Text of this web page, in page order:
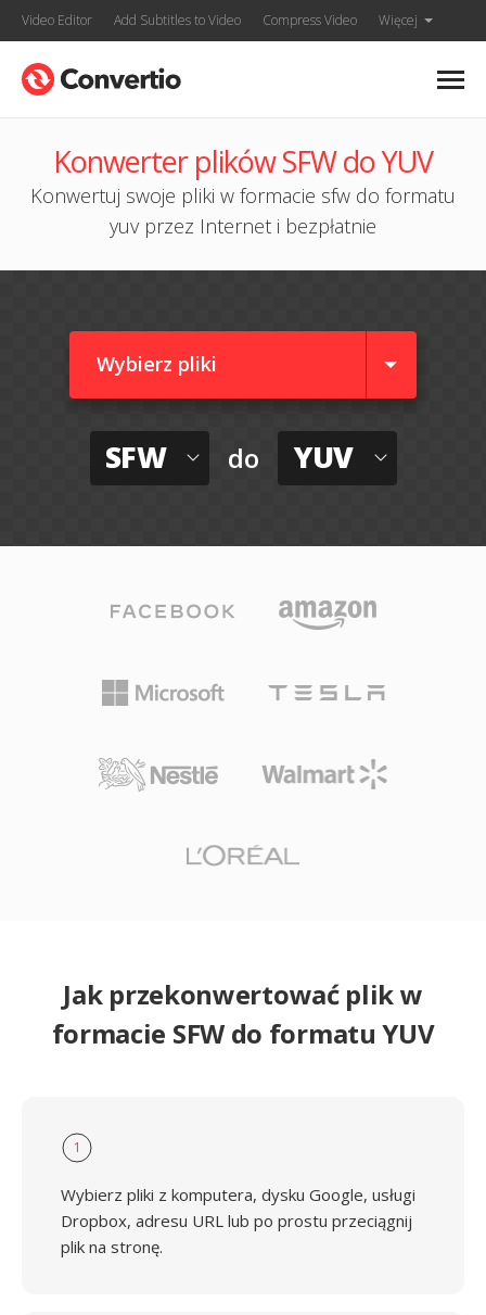
Video Editor Add Subtitles to Video Compress Video Więcej
Konwerter plików SFW do YUV
Konwertuj swoje pliki w formacie sfw do formatu
yuv przez Internet i bezpłatnie
Wybierz pliki
SFW do YUV
Jak przekonwertować plik w
formacie SFW do formatu YUV
1
Wybierz pliki z komputera, dysku Google, usługi
Dropbox, adresu URL lub po prostu przeciągnij
plik na stronę.